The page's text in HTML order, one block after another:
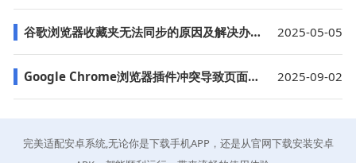
谷歌浏览器收藏夹无法同步的原因及解决办法 2025-05-05
Google Chrome浏览器插件冲突导致页面卡顿的优化方法 2025-09-02
完美适配安卓系统,无论你是下载手机APP，还是从官网下载安装安卓